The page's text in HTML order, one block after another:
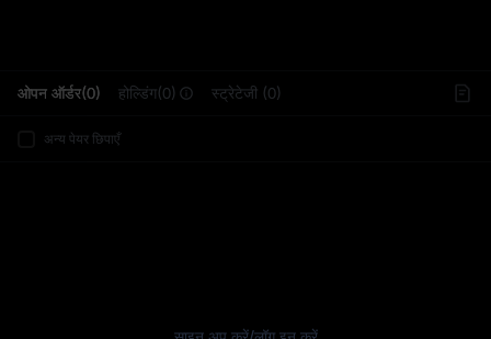
ओपन ऑर्डर(0) होल्डिंग(0) स्ट्रेटेजी (0)
अन्य पेयर छिपाएँ